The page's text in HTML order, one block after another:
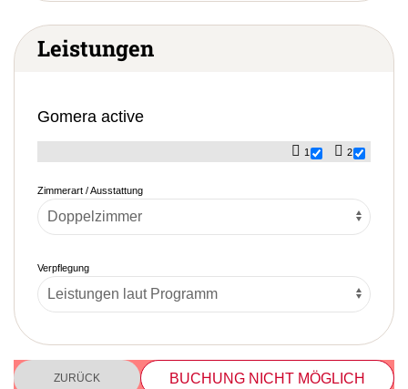
Leistungen
Gomera active
1 2
Zimmerart / Ausstattung
Verpflegung
ZURÜCK BUCHUNG NICHT MÖGLICH